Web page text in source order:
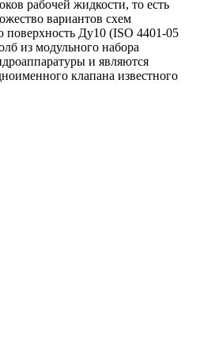
рабочей жидкости, то есть
вариантов схем
поверхность Ду10 (ISO 4401-05
из модульного набора
и являются
клапана известного